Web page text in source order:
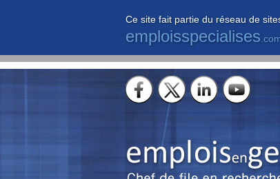
Ce site fait partie du réseau de
emploisspecialises